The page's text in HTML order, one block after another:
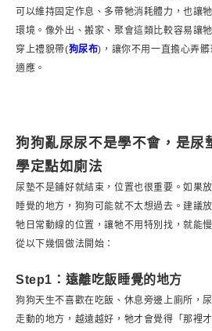
可以維持固定作息、多帶牠消耗體力，也讓
環境。像外出、搬家、聚會這類比較容易讓
穿上禮貌帶(狗尿布)，讓你不用一直擔心弄
適應。
狗狗亂尿尿不是學不會，是尿
學定點如廁法
尿墊不是鋪好就結束，位置也很重要。如果
睡覺的地方，狗狗可能就不太想過去。建議
牠日常動線的位置，讓牠不用特別找，就能
從以下幾個做法開始：
Step1：遠離吃飯睡覺的地方
狗狗天生不喜歡在吃飯、休息旁邊上廁所，
走動的地方，越遠越好，牠才會覺得「那裡